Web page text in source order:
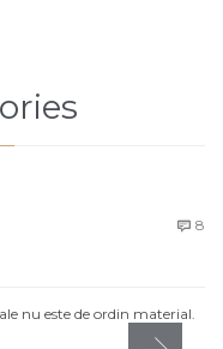
 8
nu este de ordin material.